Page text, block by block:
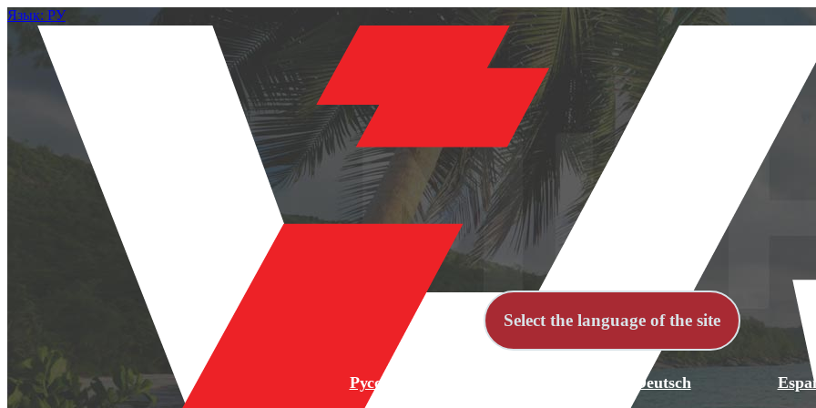
Язык: РУ
Select the language of the site
Русский Deutsch